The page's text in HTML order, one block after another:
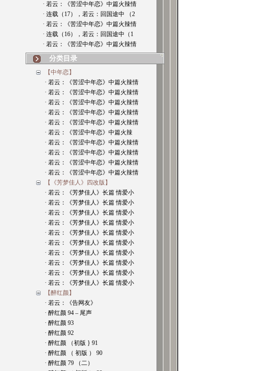
· 若云：《苦涩中年恋》中篇火辣情
· 连载（17），若云：回国途中 （2
· 若云：《苦涩中年恋》中篇火辣情
· 连载（16），若云：回国途中（1
· 若云：《苦涩中年恋》中篇火辣情
分类目录
【中年恋】
· 若云：《苦涩中年恋》中篇火辣情
· 若云：《苦涩中年恋》中篇火辣情
· 若云：《苦涩中年恋》中篇火辣情
· 若云：《苦涩中年恋》中篇火辣情
· 若云：《苦涩中年恋》中篇火辣情
· 若云：《苦涩中年恋》中篇火辣
· 若云：《苦涩中年恋》中篇火辣情
· 若云：《苦涩中年恋》中篇火辣情
· 若云：《苦涩中年恋》中篇火辣情
· 若云：《苦涩中年恋》中篇火辣情
【《芳梦佳人》四改版】
· 若云：《芳梦佳人》长篇 情爱小
· 若云：《芳梦佳人》长篇 情爱小
· 若云：《芳梦佳人》长篇 情爱小
· 若云：《芳梦佳人》长篇 情爱小
· 若云：《芳梦佳人》长篇 情爱小
· 若云：《芳梦佳人》长篇 情爱小
· 若云：《芳梦佳人》长篇 情爱小
· 若云：《芳梦佳人》长篇 情爱小
· 若云：《芳梦佳人》长篇 情爱小
· 若云：《芳梦佳人》长篇 情爱小
【醉红颜】
· 若云：《告网友》
· 醉红颜 94 – 尾声
· 醉红颜 93
· 醉红颜 92
· 醉红颜 （初版 } 91
· 醉红颜 （ 初版 ） 90
· 醉红颜 79 （二）